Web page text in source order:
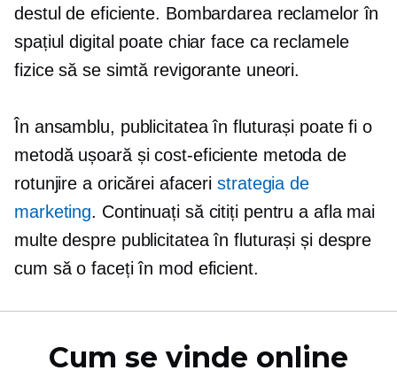
destul de eficiente. Bombardarea reclamelor în
spațiul digital poate chiar face ca reclamele
fizice să se simtă revigorante uneori.
În ansamblu, publicitatea în fluturași poate fi o
metodă ușoară șicost-eficientemetoda de
rotunjire a oricărei afaceristrategia de
marketing. Continuați să citiți pentru a afla mai
multe despre publicitatea în fluturași și despre
cum să o faceți în mod eficient.
Cum se vinde online